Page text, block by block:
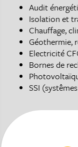
Audit
Isolation et
Chauffage,
Géothermie,
Electricité
Bornes de
SSI